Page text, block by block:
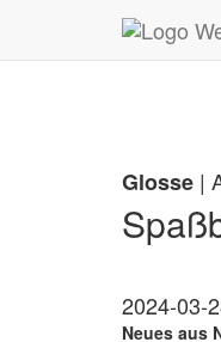
Zum Inhalt springen
Glosse |
2024-03-
Neues aus